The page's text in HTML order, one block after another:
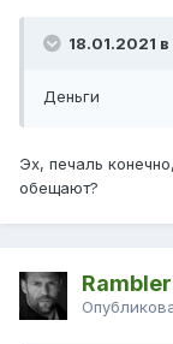
18.01.2021
Деньги
Эх, печаль
обещают?
Rambler